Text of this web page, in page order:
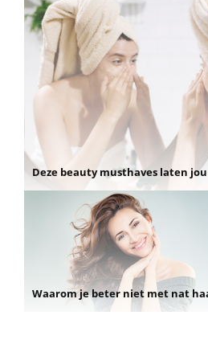
Deze beauty musthaves laten
Waarom je beter niet met nat